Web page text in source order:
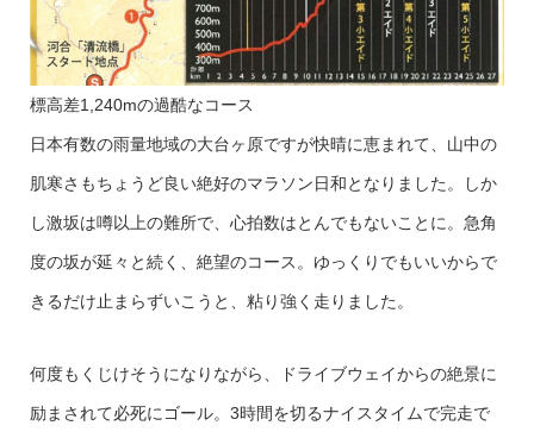
標高差1,240mの過酷なコース
日本有数の雨量地域の大台ヶ原ですが快晴に恵まれて、山中の
肌寒さもちょうど良い絶好のマラソン日和となりました。しか
し激坂は噂以上の難所で、心拍数はとんでもないことに。急角
度の坂が延々と続く、絶望のコース。ゆっくりでもいいからで
きるだけ止まらずいこうと、粘り強く走りました。
何度もくじけそうになりながら、ドライブウェイからの絶景に
励まされて必死にゴール。3時間を切るナイスタイムで完走で